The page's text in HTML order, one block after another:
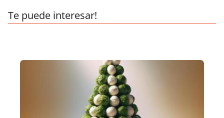
Te puede interesar!